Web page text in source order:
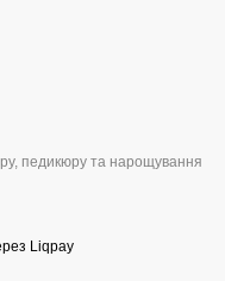
педикюру та нарощування